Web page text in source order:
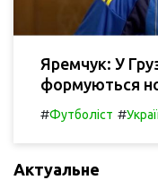
Яремчук: У
формуються
#Футболіст #
Актуальне